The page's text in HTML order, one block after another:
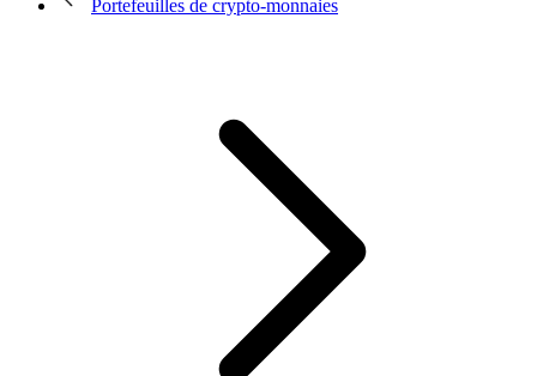
Portefeuilles de crypto-monnaies